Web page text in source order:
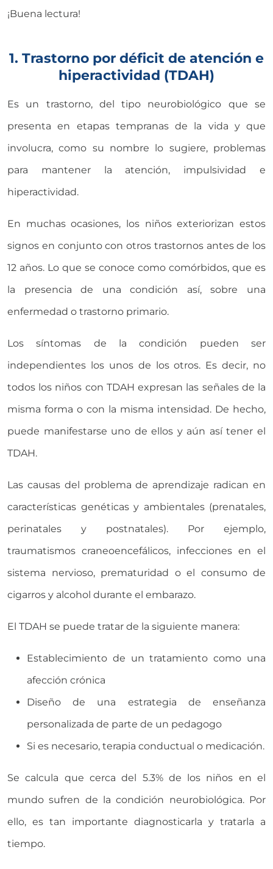
¡Buena lectura!
1. Trastorno por déficit de atención e
hiperactividad (TDAH)
Es un trastorno, del tipo neurobiológico que se
presenta en etapas tempranas de la vida y que
involucra, como su nombre lo sugiere, problemas
para mantener la atención, impulsividad e
hiperactividad.
En muchas ocasiones, los niños exteriorizan estos
signos en conjunto con otros trastornos antes de los
12 años. Lo que se conoce como comórbidos, que es
la presencia de una condición así, sobre una
enfermedad o trastorno primario.
Los síntomas de la condición pueden ser
independientes los unos de los otros. Es decir, no
todos los niños con TDAH expresan las señales de la
misma forma o con la misma intensidad. De hecho,
puede manifestarse uno de ellos y aún así tener el
TDAH.
Las causas del problema de aprendizaje radican en
características genéticas y ambientales (prenatales,
perinatales y postnatales). Por ejemplo,
traumatismos craneoencefálicos, infecciones en el
sistema nervioso, prematuridad o el consumo de
cigarros y alcohol durante el embarazo.
El TDAH se puede tratar de la siguiente manera:
Establecimiento de un tratamiento como una
afección crónica
Diseño de una estrategia de enseñanza
personalizada de parte de un pedagogo
Si es necesario, terapia conductual o medicación.
Se calcula que cerca del 5.3% de los niños en el
mundo sufren de la condición neurobiológica. Por
ello, es tan importante diagnosticarla y tratarla a
tiempo.